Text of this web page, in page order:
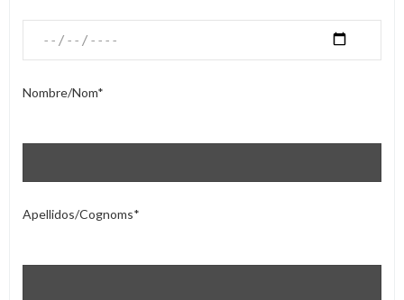
Nombre/Nom*
Apellidos/Cognoms*